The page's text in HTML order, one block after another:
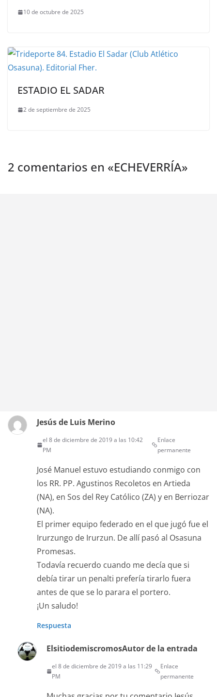
10 de octubre de 2025
ESTADIO EL SADAR
2 de septiembre de 2025
2 comentarios en «ECHEVERRÍA»
Jesús de Luis Merino
el 8 de diciembre de 2019 a las 10:42
PM
Enlace
permanente
José Manuel estuvo estudiando conmigo con
los RR. PP. Agustinos Recoletos en Artieda
(NA), en Sos del Rey Católico (ZA) y en Berriozar
(NA).
El primer equipo federado en el que jugó fue el
Irurzungo de Irurzun. De allí pasó al Osasuna
Promesas.
Todavía recuerdo cuando me decía que si
debía tirar un penalti prefería tirarlo fuera
antes de que se lo parara el portero.
¡Un saludo!
Respuesta
ElsitiodemiscromosAutor de la entrada
el 8 de diciembre de 2019 a las 11:29
PM
Enlace
permanente